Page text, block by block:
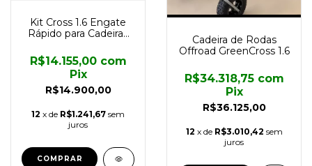
Kit Cross 1.6 Engate
Rápido para Cadeiras
R$14.900,00
R$14.155,00 com
Pix
12 x de R$1.241,67 sem
juros
Cadeira de Rodas
Offroad GreenCross 1.6
R$36.125,00
R$34.318,75 com
Pix
12 x de R$3.010,42 sem
juros